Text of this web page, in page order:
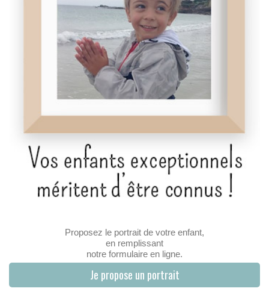
Proposez le portrait de votre enfant,
en remplissant
notre formulaire en ligne.
Je propose un portrait